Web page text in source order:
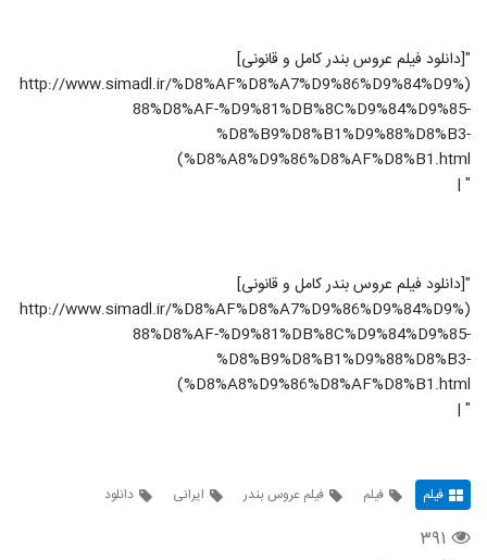
"[دانلود فیلم عروس بندر کامل و قانونی]
(http://www.simadl.ir/%D8%AF%D8%A7%D9%86%D9%84%D9%
88%D8%AF-%D9%81%DB%8C%D9%84%D9%85-
%D8%B9%D8%B1%D9%88%D8%B3-
%D8%A8%D9%86%D8%AF%D8%B1.html)
" |
"[دانلود فیلم عروس بندر کامل و قانونی]
(http://www.simadl.ir/%D8%AF%D8%A7%D9%86%D9%84%D9%
88%D8%AF-%D9%81%DB%8C%D9%84%D9%85-
%D8%B9%D8%B1%D9%88%D8%B3-
%D8%A8%D9%86%D8%AF%D8%B1.html)
" |
فیلم فیلم فیلم عروس بندر ایرانی دانلود
۳۹۱